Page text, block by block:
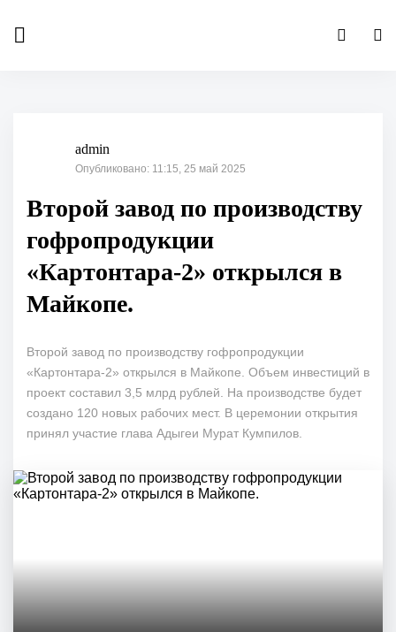
admin
Опубликовано: 11:15, 25 май 2025
Второй завод по производству
гофропродукции
«Картонтара-2» открылся в
Майкопе.
Второй завод по производству гофропродукции
«Картонтара-2» открылся в Майкопе. Объем инвестиций в
проект составил 3,5 млрд рублей. На производстве будет
создано 120 новых рабочих мест. В церемонии открытия
принял участие глава Адыгеи Мурат Кумпилов.